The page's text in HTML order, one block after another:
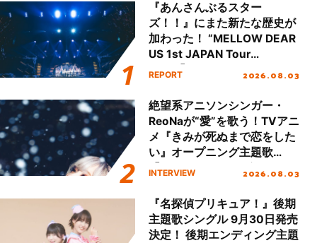
『あんさんぶるスター
ズ！！』にまた新たな歴史が
加わった！ “MELLOW DEAR
US 1st JAPAN Tour
Final「NICE to meet YOU
ート!!
REPORT 2026.08.03
絶望系アニソンシンガー・
ReoNaが“愛”を歌う！TVアニ
メ『きみが死ぬまで恋をした
い』オープニング主題歌
「Amore」インタビュー
INTERVIEW 2026.08.03
『名探偵プリキュア！』後期
主題歌シングル 9月30日発売
決定！ 後期エンディング主題